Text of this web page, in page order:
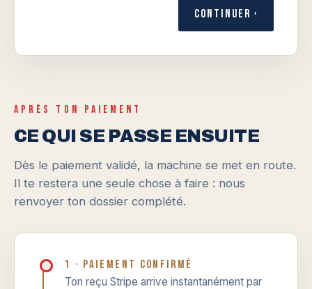
Continuer ›
APRÈS TON PAIEMENT
CE QUI SE PASSE ENSUITE
Dès le paiement validé, la machine se met en route.
Il te restera une seule chose à faire : nous
renvoyer ton dossier complété.
1 · Paiement confirmé
Ton reçu Stripe arrive instantanément par